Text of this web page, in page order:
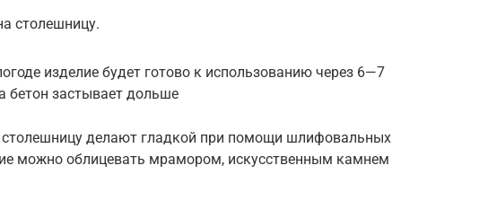
столешницу.
изделие будет готово к использованию через 6—7
бетон застывает дольше
делают гладкой при помощи шлифовальных
можно облицевать мрамором, искусственным камнем